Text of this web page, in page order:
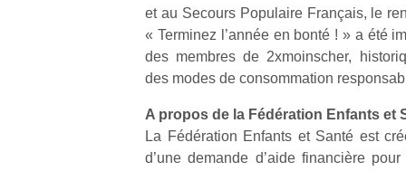
et au Secours Populaire Français, le
« Terminez l’année en bonté ! » a été
des membres de 2xmoinscher,
des modes de consommation
A propos de la Fédération Enfants et
La Fédération Enfants et Santé est
d’une demande d’aide financière
à